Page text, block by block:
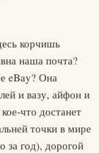
корчишь
наша почта?
eBay? Она
и вазу, айфон и
что достанет
точки в мире
за год), дорогой